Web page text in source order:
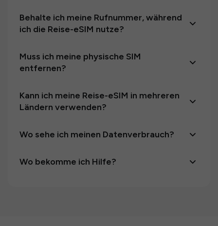
Behalte ich meine Rufnummer, während
ich die Reise-eSIM nutze?
Muss ich meine physische SIM
entfernen?
Kann ich meine Reise-eSIM in mehreren
Ländern verwenden?
Wo sehe ich meinen Datenverbrauch?
Wo bekomme ich Hilfe?